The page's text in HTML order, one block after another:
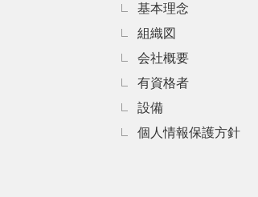
基本理念
組織図
会社概要
有資格者
設備
個人情報保護方針